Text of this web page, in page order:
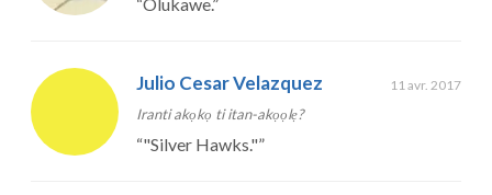
Julio Cesar Velazquez 11 avr. 2017
Iranti akọkọ ti itan-akọọlẹ?
“"Silver Hawks."”